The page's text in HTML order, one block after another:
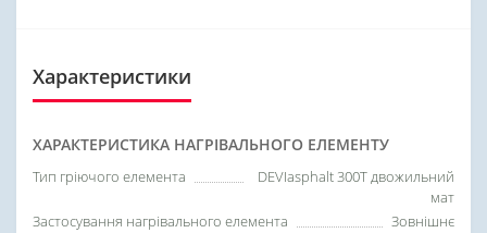
Характеристики
ХАРАКТЕРИСТИКА НАГРІВАЛЬНОГО ЕЛЕМЕНТУ
Тип гріючого елемента
DEVIasphalt 300T двожильний
мат
Застосування нагрівального елемента
Зовнішнє